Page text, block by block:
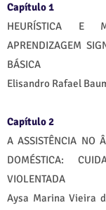
Capítulo 1
HEURÍSTICA E
APRENDIZAGEM
BÁSICA
Elisandro Rafael
Capítulo 2
A ASSISTÊNCIA NO
DOMÉSTICA:
VIOLENTADA
Aysa Marina Vieira